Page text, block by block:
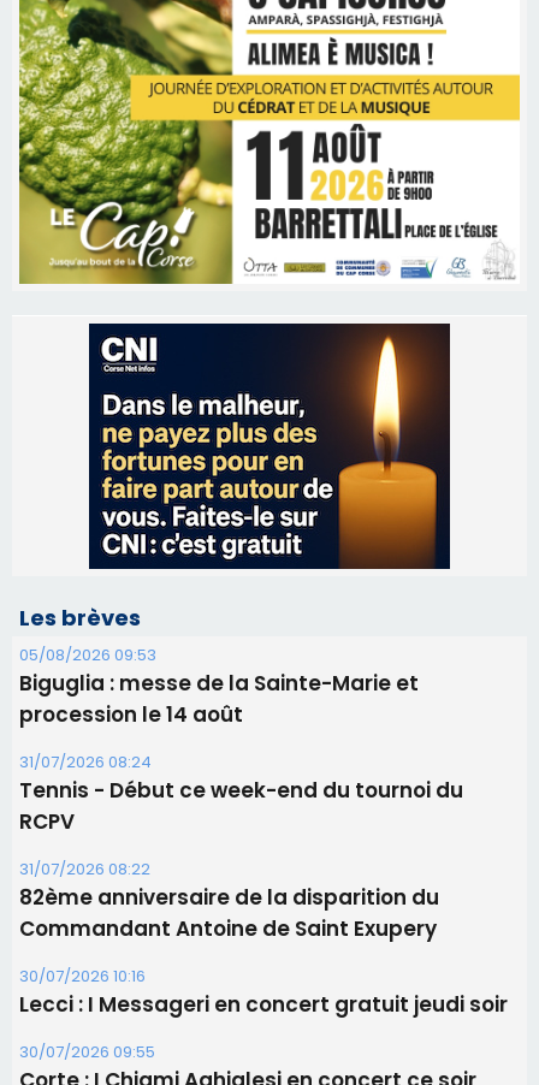
Les brèves
05/08/2026 09:53
Biguglia : messe de la Sainte-Marie et
procession le 14 août
31/07/2026 08:24
Tennis - Début ce week-end du tournoi du
31/07/2026 08:22
82ème anniversaire de la disparition du
Commandant Antoine de Saint Exupery
30/07/2026 10:16
Lecci : I Messageri en concert gratuit jeudi soir
30/07/2026 09:55
Corte : I Chjami Aghjalesi en concert ce soir
30/07/2026 08:33
Bastia - Assunta Gloriosa à la Cathédrale
Sainte-Marie